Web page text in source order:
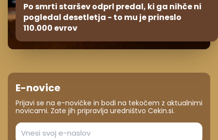
Po smrti staršev odprl predal, ki ga nihče ni
pogledal desetletja - to mu je prineslo
110.000 evrov
E-novice
Prijavi se na e-novičke in bodi na tekočem z aktualnimi
novicami. Zate jih pripravlja uredništvo Cekin.si.